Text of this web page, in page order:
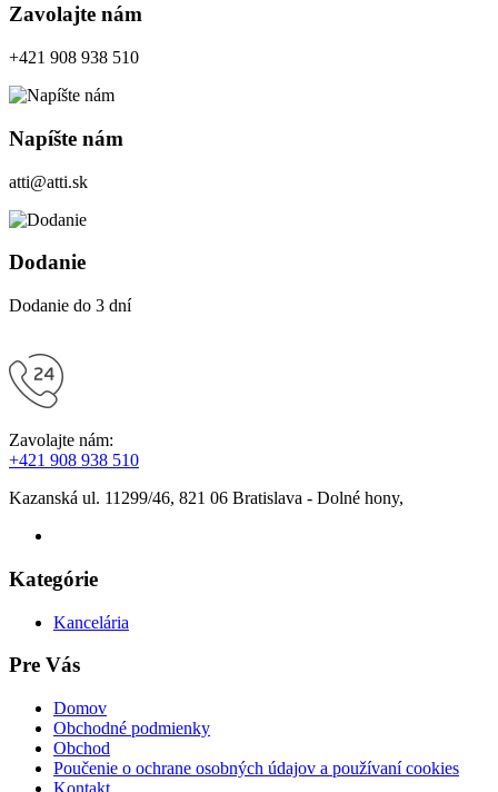
Zavolajte nám
+421 908 938 510
Napíšte nám
atti@atti.sk
Dodanie
Dodanie do 3 dní
Zavolajte nám:
+421 908 938 510
Kazanská ul. 11299/46, 821 06 Bratislava - Dolné hony,
Kategórie
Kancelária
Pre Vás
Domov
Obchodné podmienky
Obchod
Poučenie o ochrane osobných údajov a používaní cookies
Kontakt